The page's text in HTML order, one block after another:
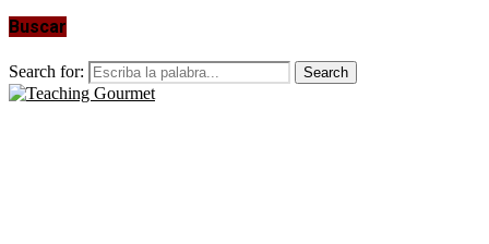
Buscar
Search for: Search